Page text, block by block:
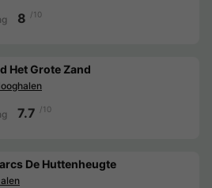
8 /10
Het Grote Zand
7.7 /10
De Huttenheugte